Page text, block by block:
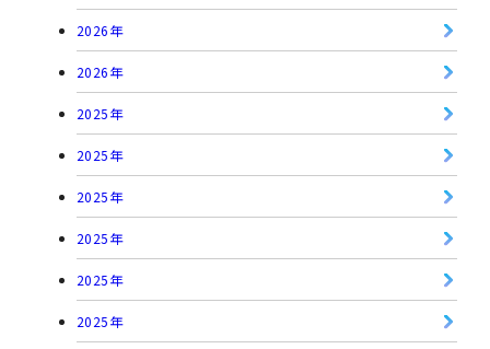
2026年
2026年
2025年
2025年
2025年
2025年
2025年
2025年